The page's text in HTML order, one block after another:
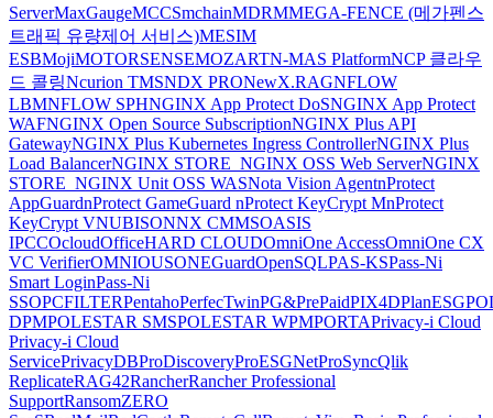
ServerMaxGaugeMCCSmchainMDRMMEGA-FENCE (메가펜스
트래픽 유량제어 서비스)MESIM
ESBMojiMOTORSENSEMOZARTN-MAS PlatformNCP 클라우
드 콜링Ncurion TMSNDX PRONewX.RAGNFLOW
LBMNFLOW SPHNGINX App Protect DoSNGINX App Protect
WAFNGINX Open Source SubscriptionNGINX Plus API
GatewayNGINX Plus Kubernetes Ingress ControllerNGINX Plus
Load BalancerNGINX STORE_NGINX OSS Web ServerNGINX
STORE_NGINX Unit OSS WASNota Vision AgentnProtect
AppGuardnProtect GameGuard nProtect KeyCrypt MnProtect
KeyCrypt VNUBISONNX CMMSOASIS
IPCCOcloudOfficeHARD CLOUDOmniOne AccessOmniOne CX
VC VerifierOMNIOUSONEGuardOpenSQLPAS-KSPass-Ni
Smart LoginPass-Ni
SSOPCFILTERPentahoPerfecTwinPG&PrePaidPIX4DPlanESG
DPMPOLESTAR SMSPOLESTAR WPMPORTAPrivacy-i Cloud
Privacy-i Cloud
ServicePrivacyDBProDiscoveryProESGNetProSyncQlik
ReplicateRAG42RancherRancher Professional
SupportRansomZERO